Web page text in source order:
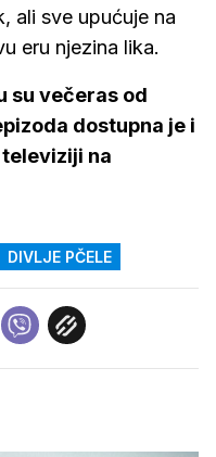
ali sve upućuje na
eru njezina lika.
su večeras od
dostupna je i
na
DIVLJE PČELE